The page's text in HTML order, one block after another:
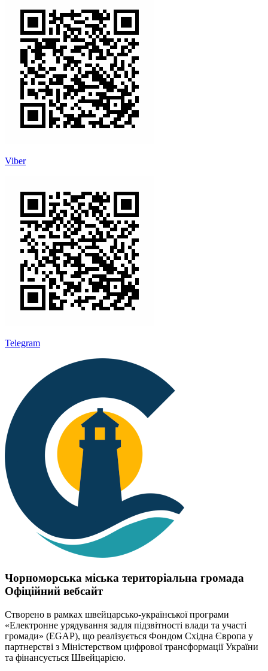
Viber
Telegram
Чорноморська міська територіальна громада
Офіційний вебсайт
Створено в рамках швейцарсько-української програми
«Електронне урядування задля підзвітності влади та участі
громади» (EGAP), що реалізується Фондом Східна Європа у
партнерстві з Міністерством цифрової трансформації України
та фінансується Швейцарією.